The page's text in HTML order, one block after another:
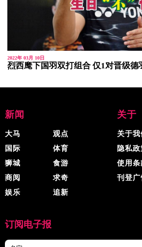
2022年 03月 10日
烈西麾下国羽双打组合 仅1对晋级德
新闻
大马
国际
狮城
商阅
娱乐
观点
体育
食游
求奇
追新
关于
关于我
隐私政
使用条
刊登广
订阅电子报